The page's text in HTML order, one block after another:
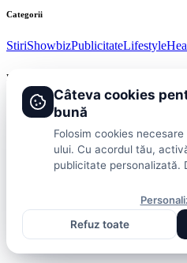
Categorii
StiriShowbizPublicitateLifestyle
BRAVOnet
Cookies Publicitate
© 2026 BRAVOnet. Toate
Câteva cookies
bună
Folosim cookies
ului. Cu acordul tău,
publicitate personalizată.
Refuz toate